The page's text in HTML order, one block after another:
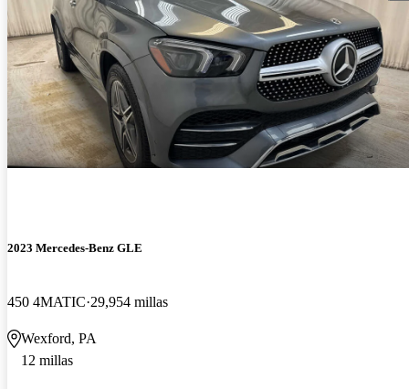
2023 Mercedes-Benz GLE
450 4MATIC 29,954 millas
Wexford, PA
12 millas